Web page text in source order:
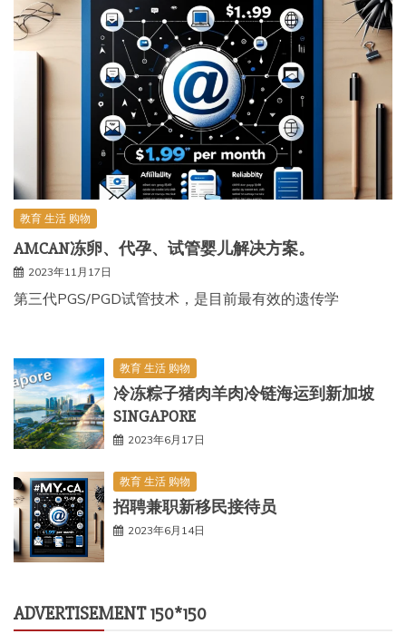
教育 生活 购物
AMCAN冻卵、代孕、试管婴儿解决方案。
2023年11月17日
第三代PGS/PGD试管技术，是目前最有效的遗传学
教育 生活 购物
冷冻粽子猪肉羊肉冷链海运到新加坡
SINGAPORE
2023年6月17日
教育 生活 购物
招聘兼职新移民接待员
2023年6月14日
ADVERTISEMENT 150*150